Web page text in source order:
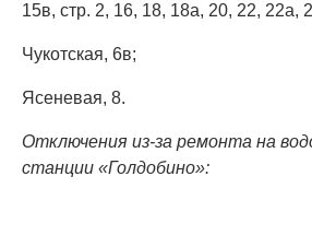
15в, стр. 2, 16, 18, 18а, 20, 22, 22а,
Чукотская, 6в;
Ясеневая, 8.
Отключения из-за ремонта на
станции «Голдобино»: